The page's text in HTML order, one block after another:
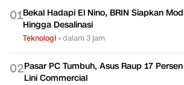
01Bekal Hadapi El Nino, BRIN Siapkan
Hingga Desalinasi
Teknologi •dalam 3 jam
02Pasar PC Tumbuh, Asus Raup 17
Lini Commercial